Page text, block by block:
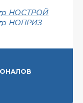
НОСТРОЙ
НОПРИЗ